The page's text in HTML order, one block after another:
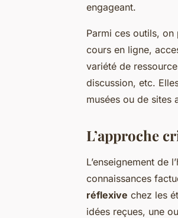
engageant.
Parmi ces outils, on
cours en ligne,
variété de
discussion, etc.
musées ou de sites
L’approche
L’enseignement de
connaissances
réflexive chez les
idées reçues, une